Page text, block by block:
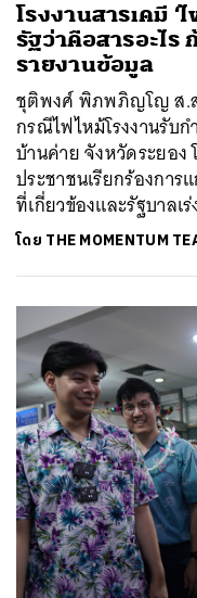
โรงงานสารเคมี ‘
รัฐว่าคือสารอะไร
รายงานข้อมูล
ชุติพงศ์ พิภพภิญโญ ส.ส
กรณีไฟไหม้โรงงานรับก
บ้านค่าย จังหวัดระยอง
ประชาชนเรียกร้องการ
ที่เกี่ยวข้องและรัฐบาลเ
โดย THE MOMENTUM